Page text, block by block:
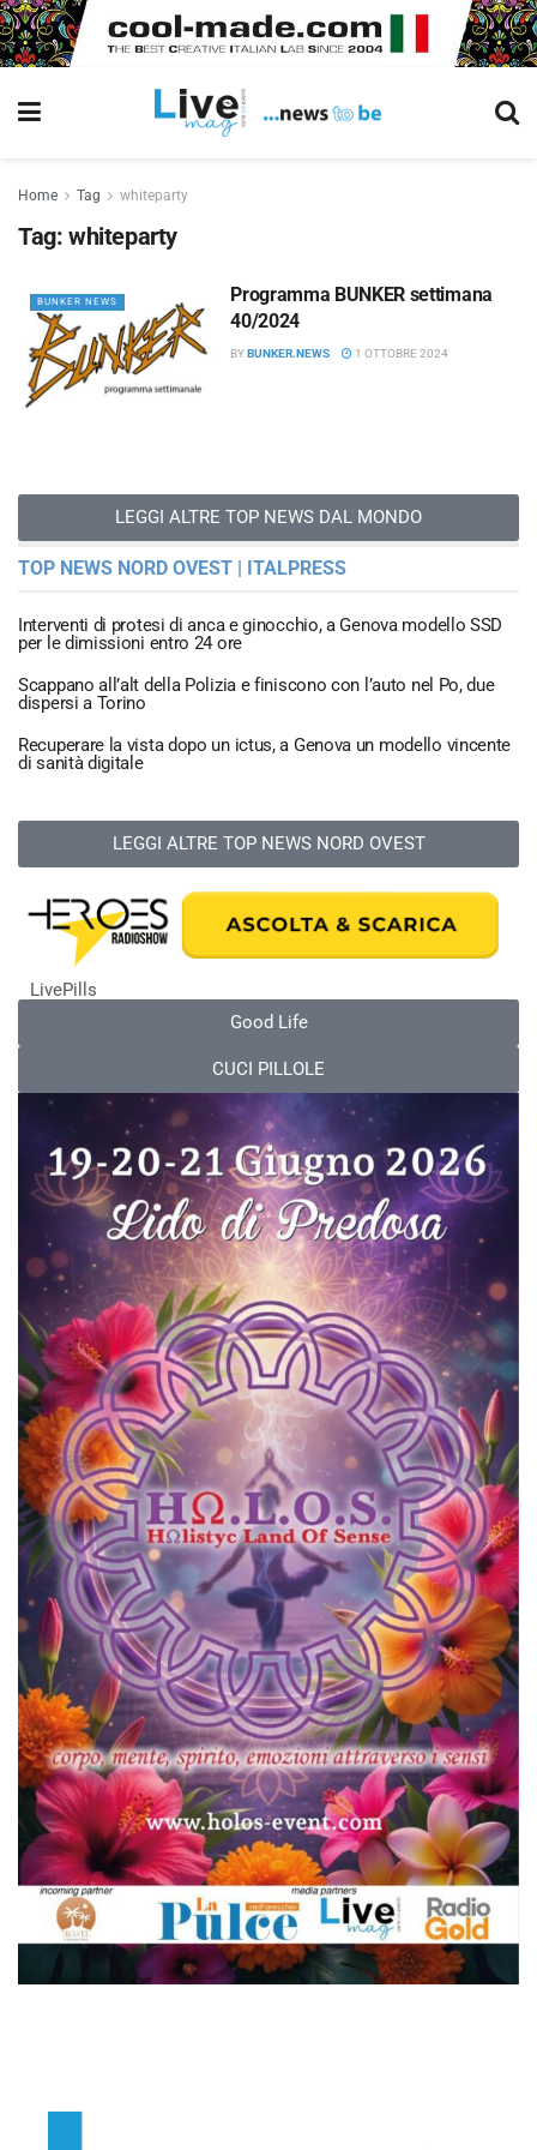
Home Tag whiteparty
Tag: whiteparty
BUNKER NEWS
Programma BUNKER settimana
40/2024
BYBUNKER.NEWS 1 OTTOBRE 2024
LEGGI ALTRE TOP NEWS DAL MONDO
TOP NEWS NORD OVEST | ITALPRESS
Interventi di protesi di anca e ginocchio, a Genova modello SSD
per le dimissioni entro 24 ore
Scappano all’alt della Polizia e finiscono con l’auto nel Po, due
dispersi a Torino
Recuperare la vista dopo un ictus, a Genova un modello vincente
di sanità digitale
LEGGI ALTRE TOP NEWS NORD OVEST
LivePills
Good Life
CUCI PILLOLE